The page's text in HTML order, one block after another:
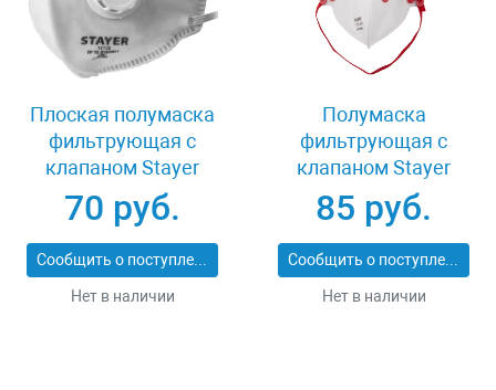
Плоская полумаска
фильтрующая с
клапаном Stayer
11113_z01
70 руб.
Сообщить о поступлении
Нет в наличии
Полумаска
фильтрующая с
клапаном Stayer
MASTER 11116
85 руб.
Сообщить о поступлении
Нет в наличии